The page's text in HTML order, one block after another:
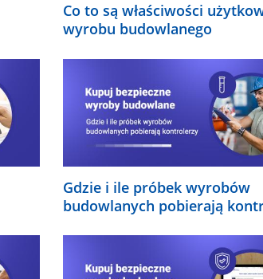
Co to są właściwości
wyrobu budowlanego
Gdzie i ile próbek wyrobów
budowlanych pobierają